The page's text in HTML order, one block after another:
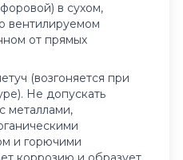
в сухом,
вентилируемом
от прямых
(возгоняется при
Не допускать
металлами,
и горючими